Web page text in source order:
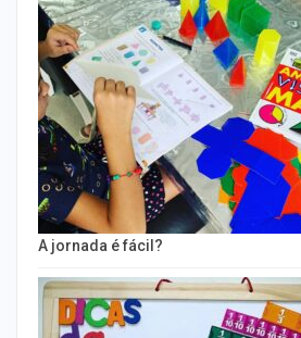
A jornada é fácil?